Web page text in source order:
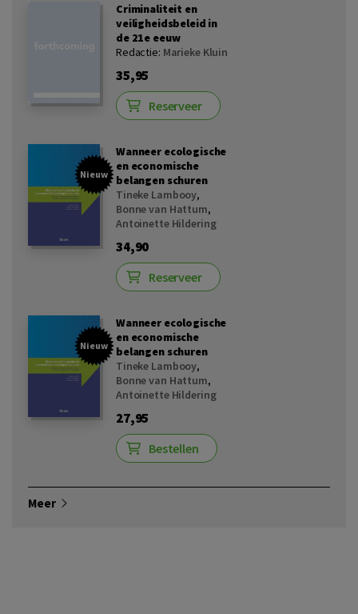
Criminaliteit en
veiligheidsbeleid in
de 21e eeuw
Redactie: Marieke Kluin
35,95
Reserveer
Nieuw
Wanneer ecologische
en economische
belangen schuren
Tineke Lambooy,
Bonne van Hattum,
Antoinette Hildering
34,90
Reserveer
Nieuw
Wanneer ecologische
en economische
belangen schuren
Tineke Lambooy,
Bonne van Hattum,
Antoinette Hildering
27,95
Bestellen
Meer